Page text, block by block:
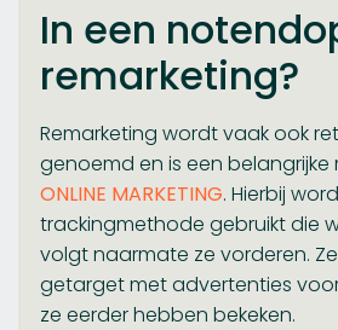
In een
remarketing?
Remarketing wordt vaak ook
genoemd en is een belangrijke
ONLINE MARKETING. Hierbij
trackingmethode gebruikt die
volgt naarmate ze vorderen.
getarget met advertenties
ze eerder hebben bekeken.